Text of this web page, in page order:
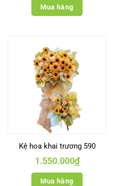
Mua hàng
Kệ hoa khai trương 590
1.550.000₫
Mua hàng